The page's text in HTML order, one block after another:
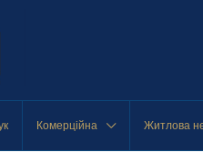
Комерційна Житлова